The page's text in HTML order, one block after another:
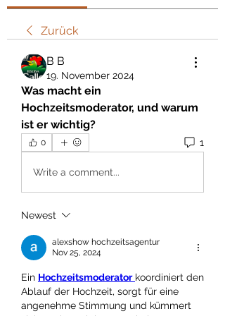
Zurück
В В
19. November 2024
Was macht ein
Hochzeitsmoderator, und warum
ist er wichtig?
0 1
Write a comment...
Newest
alexshow hochzeitsagentur
Nov 25, 2024
Ein Hochzeitsmoderator koordiniert den
Ablauf der Hochzeit, sorgt für eine
angenehme Stimmung und kümmert